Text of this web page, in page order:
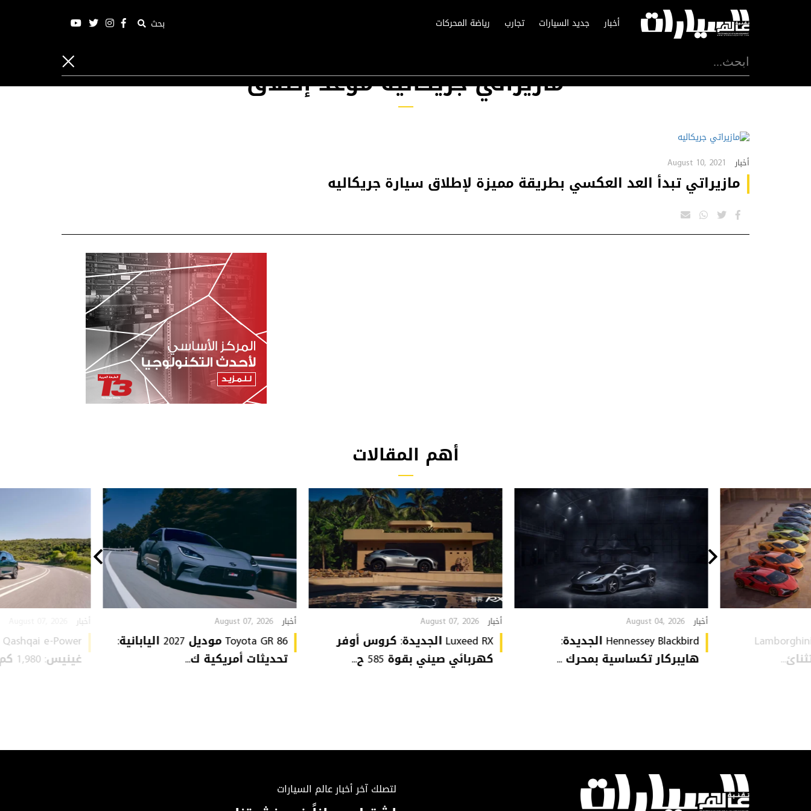
أخبار جديد السيارات تجارب رياضة المحركات بحث
مازيراتي جريكاليه موعد إطلاق
أخبار August 10, 2021
مازيراتي تبدأ العد العكسي بطريقة مميزة لإطلاق سيارة جريكاليه
أهم المقالات
أخبار August 04, 2026
Hennessey Blackbird الجديدة:
هايبركار تكساسية بمحرك ...
أخبار August 07, 2026
Luxeed RX الجديدة: كروس أوفر
كهربائي صيني بقوة 585 ح...
أخبار August 07, 2026
Toyota GR 86 موديل 2027 اليابانية:
تحديثات أمريكية ك...
أخبار
غينيس: 1,980 كم من...
لتصلك آخر أخبار عالم السيارات